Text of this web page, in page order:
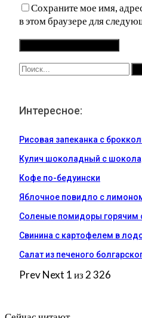
Сохраните мое имя,
в этом браузере для
Интересное:
Рисовая запеканка с
Кулич шоколадный с
Кофе по-бедуински
Яблочное повидло с
Соленые помидоры горячим
Свинина с картофелем в
Салат из печеного
PrevNext 1 из 2 326